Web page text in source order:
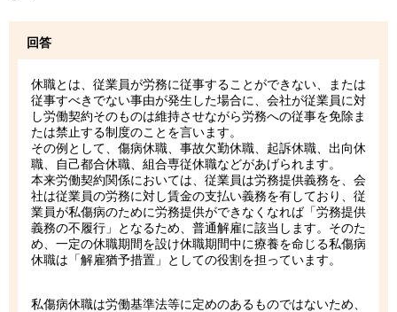
回答
休職とは、従業員が労務に従事することができない、または
従事すべきでない事由が発生した場合に、会社が従業員に対
し労働契約そのものは維持させながら労務への従事を免除ま
たは禁止する制度のことを言います。
その例として、傷病休職、事故欠勤休職、起訴休職、出向休
職、自己都合休職、組合専従休職などがあげられます。
本来労働契約関係においては、従業員は労務提供義務を、会
社は従業員の労務に対し賃金の支払い義務を有しており、従
業員が私傷病のために労務提供ができなくなれば「労務提供
義務の不履行」となるため、普通解雇に該当します。そのた
め、一定の休職期間を設け休職期間中に療養を命じる私傷病
休職は「解雇猶予措置」としての役割を担っています。
私傷病休職は労働基準法等に定めのあるものではないため、